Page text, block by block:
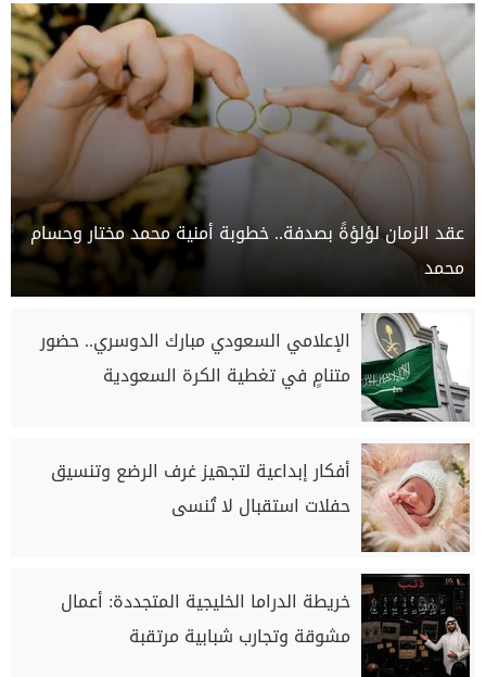
عقد الزمان لؤلؤةً بصدفة.. خطوبة أمنية محمد مختار وحسام
محمد
الإعلامي السعودي مبارك الدوسري.. حضور
متنامٍ في تغطية الكرة السعودية
أفكار إبداعية لتجهيز غرف الرضع وتنسيق
حفلات استقبال لا تُنسى
خريطة الدراما الخليجية المتجددة: أعمال
مشوقة وتجارب شبابية مرتقبة